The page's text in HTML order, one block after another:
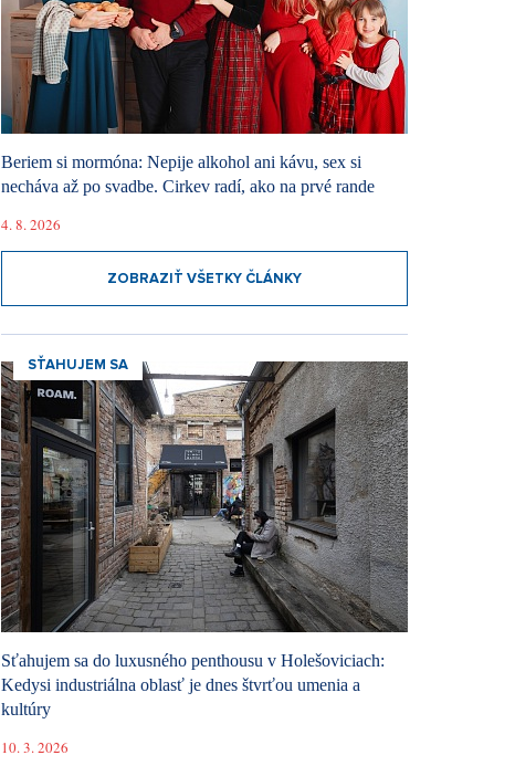
Beriem si mormóna: Nepije alkohol ani kávu, sex si
necháva až po svadbe. Cirkev radí, ako na prvé rande
4. 8. 2026
ZOBRAZIŤ VŠETKY ČLÁNKY
SŤAHUJEM SA
Sťahujem sa do luxusného penthousu v Holešoviciach:
Kedysi industriálna oblasť je dnes štvrťou umenia a
kultúry
10. 3. 2026